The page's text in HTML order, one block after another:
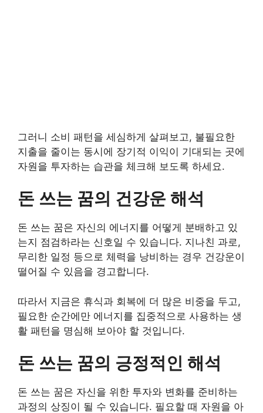
그러니 소비 패턴을 세심하게 살펴보고, 불필요한
지출을 줄이는 동시에 장기적 이익이 기대되는 곳에
자원을 투자하는 습관을 체크해 보도록 하세요.
돈 쓰는 꿈의 건강운 해석
돈 쓰는 꿈은 자신의 에너지를 어떻게 분배하고 있
는지 점검하라는 신호일 수 있습니다. 지나친 과로,
무리한 일정 등으로 체력을 낭비하는 경우 건강운이
떨어질 수 있음을 경고합니다.
따라서 지금은 휴식과 회복에 더 많은 비중을 두고,
필요한 순간에만 에너지를 집중적으로 사용하는 생
활 패턴을 명심해 보아야 할 것입니다.
돈 쓰는 꿈의 긍정적인 해석
돈 쓰는 꿈은 자신을 위한 투자와 변화를 준비하는
과정의 상징이 될 수 있습니다. 필요할 때 자원을 아